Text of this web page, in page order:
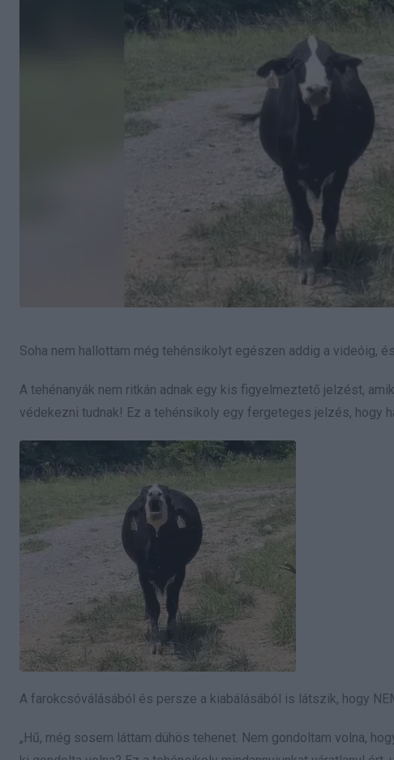
Soha nem hallottam még tehénsikolyt egészen addig a videóig,
A tehénanyák nem ritkán adnak egy kis figyelmeztető jelzést,
védekezni tudnak! Ez a tehénsikoly egy fergeteges jelzés, hogy
A farokcsóválásából és persze a kiabálásából is látszik, hogy
„Hű, még sosem láttam dühös tehenet. Nem gondoltam volna,